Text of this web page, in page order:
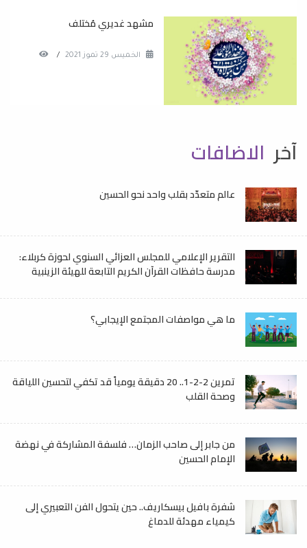
مشهد غديري مُختلف
الخميس 29 تموز 2021 /
آخر الاضافات
عالم متعدّد بقلب واحد نحو الحسين
التقرير الإعلامي للمجلس العزائي السنوي لحوزة كربلاء:
مدرسة حافظات القرآن الكريم التابعة للهيئة الزينبية
ما هي مواصفات المجتمع الإيجابي؟
تمرين 2-2-1.. 20 دقيقة يومياً قد تكفي لتحسين اللياقة
وصحة القلب
من جابر إلى صاحب الزمان… فلسفة المشاركة في نهضة
الإمام الحسين
شفرة بافيل بيسكاريف.. حين يتحول الفن التعبيري إلى
كيمياء مهدئة للدماغ